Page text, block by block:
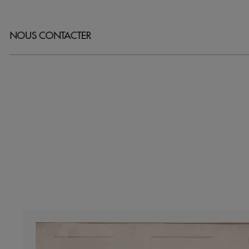
NOUS CONTACTER